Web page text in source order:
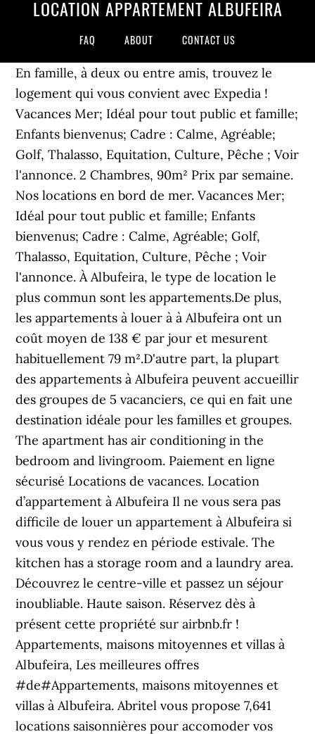
LOCATION APPARTEMENT ALBUFEIRA
FAQ ABOUT CONTACT US
En famille, à deux ou entre amis, trouvez le
logement qui vous convient avec Expedia !
Vacances Mer; Idéal pour tout public et famille;
Enfants bienvenus; Cadre : Calme, Agréable;
Golf, Thalasso, Equitation, Culture, Pêche ; Voir
l'annonce. 2 Chambres, 90m² Prix par semaine.
Nos locations en bord de mer. Vacances Mer;
Idéal pour tout public et famille; Enfants
bienvenus; Cadre : Calme, Agréable; Golf,
Thalasso, Equitation, Culture, Pêche ; Voir
l'annonce. À Albufeira, le type de location le
plus commun sont les appartements.De plus,
les appartements à louer à à Albufeira ont un
coût moyen de 138 € par jour et mesurent
habituellement 79 m².D'autre part, la plupart
des appartements à Albufeira peuvent accueillir
des groupes de 5 vacanciers, ce qui en fait une
destination idéale pour les familles et groupes.
The apartment has air conditioning in the
bedroom and livingroom. Paiement en ligne
sécurisé Locations de vacances. Location
d’appartement à Albufeira Il ne vous sera pas
difficile de louer un appartement à Albufeira si
vous vous y rendez en période estivale. The
kitchen has a storage room and a laundry area.
Découvrez le centre-ville et passez un séjour
inoubliable. Haute saison. Réservez dès à
présent cette propriété sur airbnb.fr !
Appartements, maisons mitoyennes et villas à
Albufeira, Les meilleures offres
#de#Appartements, maisons mitoyennes et
villas à Albufeira. Abritel vous propose 7,641
locations saisonnières pour accomoder vos